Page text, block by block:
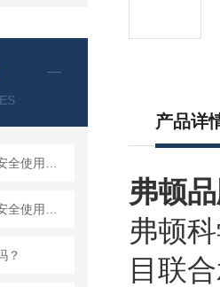
？
产品详
弗顿
弗顿
目联